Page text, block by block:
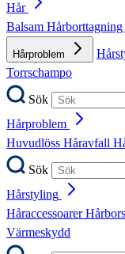
Hår
Balsam Hårborttagning
Hårproblem
Torrschampo
Sök
Hårproblem
Huvudlöss Håravfall
Sök
Hårstyling
Håraccessoarer
Värmeskydd